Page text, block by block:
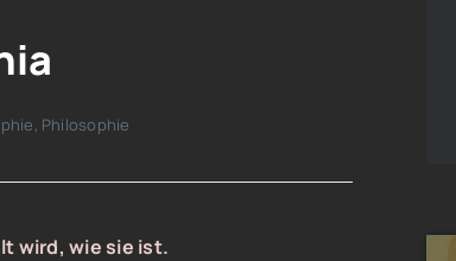
, Philosophie
wird, wie sie ist.